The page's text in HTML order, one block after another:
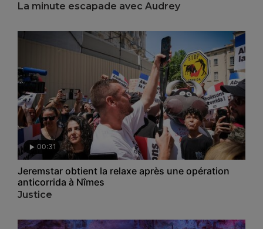
La minute escapade avec Audrey
00:31
Jeremstar obtient la relaxe après une opération
anticorrida à Nîmes
Justice